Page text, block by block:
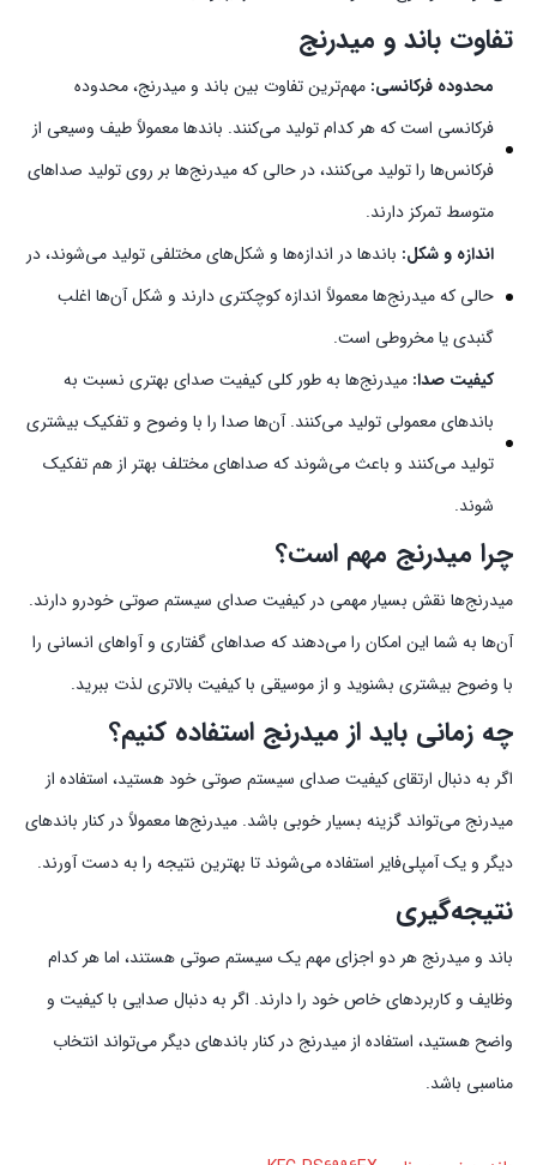
تفاوت باند و میدرنج
محدوده فرکانسی: مهم‌ترین تفاوت بین باند و میدرنج، محدوده
فرکانسی است که هر کدام تولید می‌کنند. باندها معمولاً طیف وسیعی از
فرکانس‌ها را تولید می‌کنند، در حالی که میدرنج‌ها بر روی تولید صداهای
متوسط تمرکز دارند.
اندازه و شکل: باندها در اندازه‌ها و شکل‌های مختلفی تولید می‌شوند، در
حالی که میدرنج‌ها معمولاً اندازه کوچکتری دارند و شکل آن‌ها اغلب
گنبدی یا مخروطی است.
کیفیت صدا: میدرنج‌ها به طور کلی کیفیت صدای بهتری نسبت به
باندهای معمولی تولید می‌کنند. آن‌ها صدا را با وضوح و تفکیک بیشتری
تولید می‌کنند و باعث می‌شوند که صداهای مختلف بهتر از هم تفکیک
شوند.
چرا میدرنج مهم است؟
میدرنج‌ها نقش بسیار مهمی در کیفیت صدای سیستم صوتی خودرو دارند.
آن‌ها به شما این امکان را می‌دهند که صداهای گفتاری و آواهای انسانی را
با وضوح بیشتری بشنوید و از موسیقی با کیفیت بالاتری لذت ببرید.
چه زمانی باید از میدرنج استفاده کنیم؟
اگر به دنبال ارتقای کیفیت صدای سیستم صوتی خود هستید، استفاده از
میدرنج می‌تواند گزینه بسیار خوبی باشد. میدرنج‌ها معمولاً در کنار باندهای
دیگر و یک آمپلی‌فایر استفاده می‌شوند تا بهترین نتیجه را به دست آورند.
نتیجه‌گیری
باند و میدرنج هر دو اجزای مهم یک سیستم صوتی هستند، اما هر کدام
وظایف و کاربردهای خاص خود را دارند. اگر به دنبال صدایی با کیفیت و
واضح هستید، استفاده از میدرنج در کنار باندهای دیگر می‌تواند انتخاب
مناسبی باشد.